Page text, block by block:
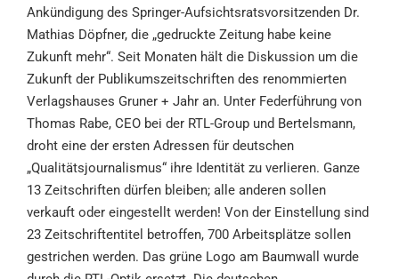
Ankündigung des Springer-Aufsichtsratsvorsitzenden Dr.
Mathias Döpfner, die „gedruckte Zeitung habe keine
Zukunft mehr“. Seit Monaten hält die Diskussion um die
Zukunft der Publikumszeitschriften des renommierten
Verlagshauses Gruner + Jahr an. Unter Federführung von
Thomas Rabe, CEO bei der RTL-Group und Bertelsmann,
droht eine der ersten Adressen für deutschen
„Qualitätsjournalismus“ ihre Identität zu verlieren. Ganze
13 Zeitschriften dürfen bleiben; alle anderen sollen
verkauft oder eingestellt werden! Von der Einstellung sind
23 Zeitschriftentitel betroffen, 700 Arbeitsplätze sollen
gestrichen werden. Das grüne Logo am Baumwall wurde